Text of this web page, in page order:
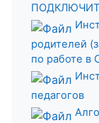
родителей
по работе в
педагогов